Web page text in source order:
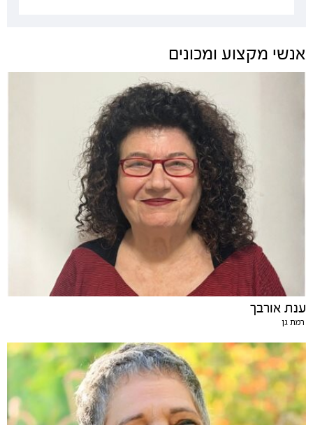
אנשי מקצוע ומכונים
ענת אורבך
רמת גן